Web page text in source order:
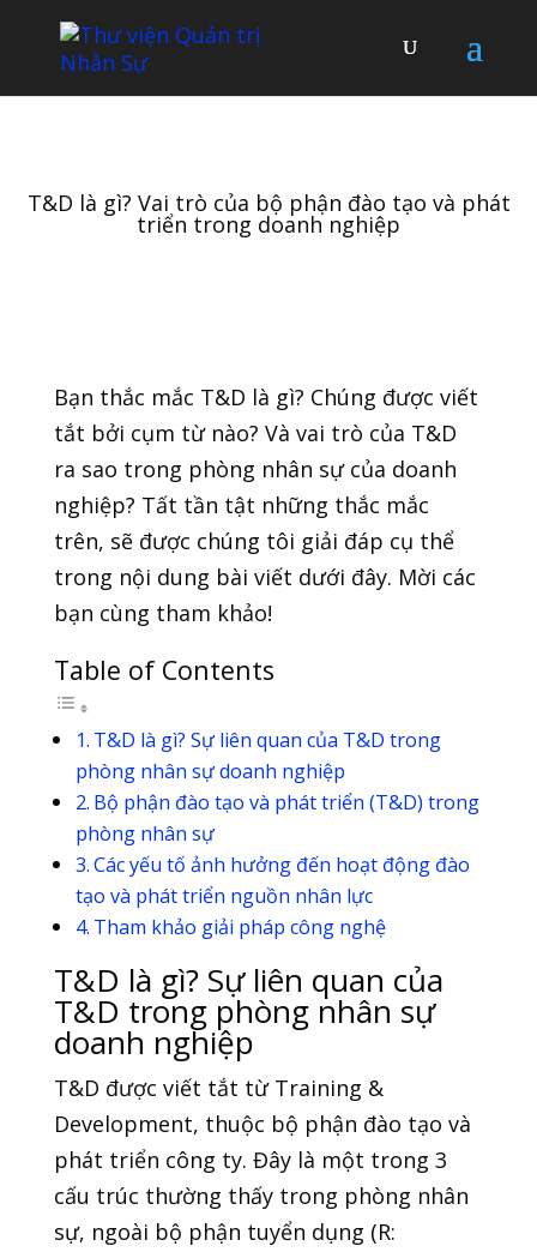
T&D là gì? Vai trò của bộ phận đào tạo và phát
triển trong doanh nghiệp
Bạn thắc mắc T&D là gì? Chúng được viết
tắt bởi cụm từ nào? Và vai trò của T&D
ra sao trong phòng nhân sự của doanh
nghiệp? Tất tần tật những thắc mắc
trên, sẽ được chúng tôi giải đáp cụ thể
trong nội dung bài viết dưới đây. Mời các
bạn cùng tham khảo!
Table of Contents
T&D là gì? Sự liên quan của T&D trong
phòng nhân sự doanh nghiệp
Bộ phận đào tạo và phát triển (T&D) trong
phòng nhân sự
Các yếu tố ảnh hưởng đến hoạt động đào
tạo và phát triển nguồn nhân lực
Tham khảo giải pháp công nghệ
T&D là gì? Sự liên quan của
T&D trong phòng nhân sự
doanh nghiệp
T&D được viết tắt từ Training &
Development, thuộc bộ phận đào tạo và
phát triển công ty. Đây là một trong 3
cấu trúc thường thấy trong phòng nhân
sự, ngoài bộ phận tuyển dụng (R: